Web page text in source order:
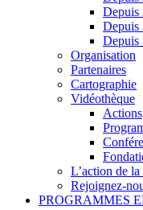
Depuis
Depuis
Depuis
Organisation
Partenaires
Cartographie
Vidéothèque
Actions
L’action de
Rejoignez-
PROGRAMMES